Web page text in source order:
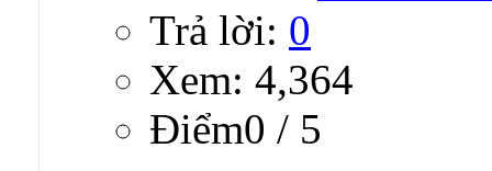
Trả lời: 0
Xem: 4,364
Ðiểm0 / 5